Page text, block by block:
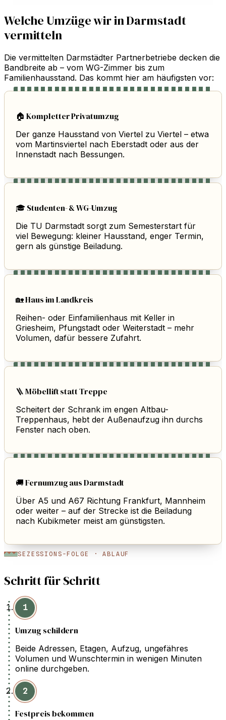
Welche Umzüge wir in Darmstadt
vermitteln
Die vermittelten Darmstädter Partnerbetriebe decken die
Bandbreite ab – vom WG-Zimmer bis zum
Familienhausstand. Das kommt hier am häufigsten vor:
🏠 Kompletter Privatumzug
Der ganze Hausstand von Viertel zu Viertel – etwa
vom Martinsviertel nach Eberstadt oder aus der
Innenstadt nach Bessungen.
🎓 Studenten- & WG-Umzug
Die TU Darmstadt sorgt zum Semesterstart für
viel Bewegung: kleiner Hausstand, enger Termin,
gern als günstige Beiladung.
🏡 Haus im Landkreis
Reihen- oder Einfamilienhaus mit Keller in
Griesheim, Pfungstadt oder Weiterstadt – mehr
Volumen, dafür bessere Zufahrt.
🪜 Möbellift statt Treppe
Scheitert der Schrank im engen Altbau-
Treppenhaus, hebt der Außenaufzug ihn durchs
Fenster nach oben.
🚚 Fernumzug aus Darmstadt
Über A5 und A67 Richtung Frankfurt, Mannheim
oder weiter – auf der Strecke ist die Beiladung
nach Kubikmeter meist am günstigsten.
SEZESSIONS-FOLGE · ABLAUF
Schritt für Schritt
1
Umzug schildern
Beide Adressen, Etagen, Aufzug, ungefähres
Volumen und Wunschtermin in wenigen Minuten
online durchgeben.
2
Festpreis bekommen